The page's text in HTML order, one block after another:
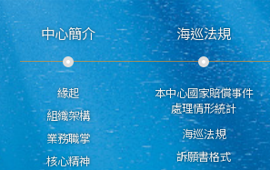
中心簡介
緣起
組織架構
業務職掌
核心精神
海巡法規
本中心國家賠償事件
處理情形統計
海巡法規
訴願書格式